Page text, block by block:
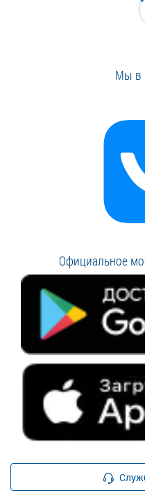
Мы в
Официальное